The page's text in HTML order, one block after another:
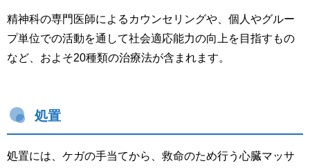
精神科の専門医師によるカウンセリングや、個人やグルー
プ単位での活動を通して社会適応能力の向上を目指すもの
など、およそ20種類の治療法が含まれます。
処置
処置には、ケガの手当てから、救命のため行う心臓マッサ